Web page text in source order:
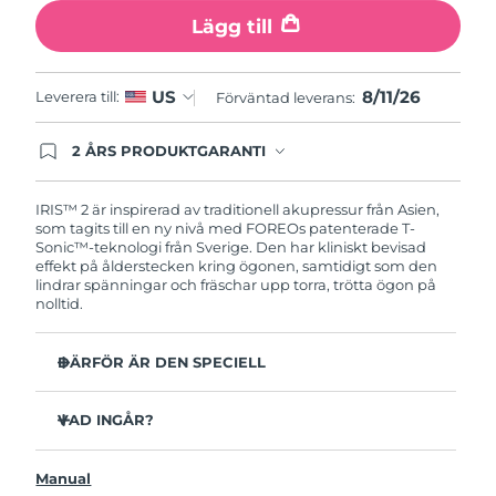
Lägg till
Leverera till: US Förväntad leverans: 8/11/26
2 ÅRS PRODUKTGARANTI
utan extra kostnad om du får problem med den
inom två år efter inköpsdatum.
IRIS™ 2 är inspirerad av traditionell akupressur från Asien,
som tagits till en ny nivå med FOREOs patenterade T-
Sonic™-teknologi från Sverige. Den har kliniskt bevisad
effekt på ålderstecken kring ögonen, samtidigt som den
lindrar spänningar och fräschar upp torra, trötta ögon på
nolltid.
DÄRFÖR ÄR DEN SPECIELL
ögonvård.
3,5x mer effektiv mot mörka ringar under ögonen*
Minskar mörka ringar med 70% och kråkfötter och fina
VAD INGÅR?
USB-laddkabel
Manual
Turkiet Förväntad leverans 8/11/26
Förenade
Arabemiraten
Storbritannien Förväntad leverans
Uzbekistan Förväntad leverans8/15/26
Vietnam